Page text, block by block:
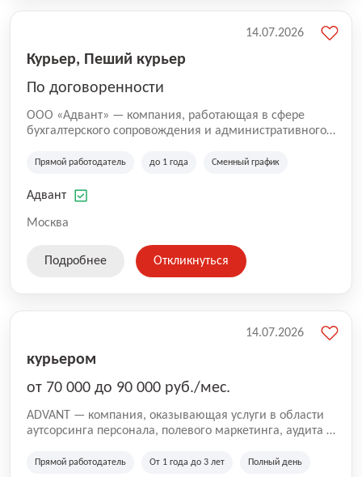
Курьер, Пеший курьер
По договоренности
ООО «Адвант» — компания, работающая в сфере
бухгалтерского сопровождения и административного
зарегистрирована в Санкт-Петербурге и
лиц и коммерческих организаций.
Прямой работодатель до 1 года Сменный график
Адвант
Москва
14.07.2026
Подробнее Откликнуться
курьером
от 70 000 до 90 000 руб./мес.
ADVANT — компания, оказывающая услуги в области
аутсорсинга персонала, полевого маркетинга, аудита и
региональных клиентов. Мы работаем на рынке с
Прямой работодатель От 1 года до 3 лет Полный день
14.07.2026